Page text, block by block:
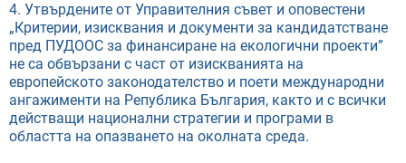
4. Утвърдените от Управителния съвет и оповестени
„Критерии, изисквания и документи за кандидатстване
пред ПУДООС за финансиране на екологични проекти”
не са обвързани с част от изискванията на
европейското законодателство и поети международни
ангажименти на Република България, както и с всички
действащи национални стратегии и програми в
областта на опазването на околната среда.